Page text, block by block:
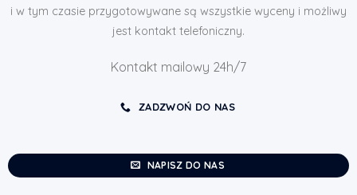
i w tym czasie przygotowywane są wszystkie wyceny i możliwy
jest kontakt telefoniczny.
Kontakt mailowy 24h/7
ZADZWOŃ DO NAS
NAPISZ DO NAS